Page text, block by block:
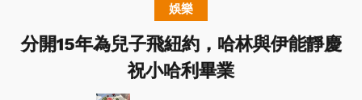
娛樂
分開15年為兒子飛紐約，哈林與伊能靜慶
祝小哈利畢業